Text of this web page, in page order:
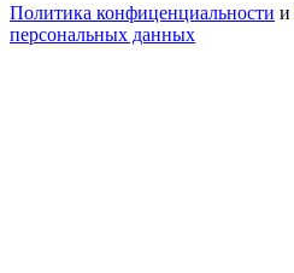
Политика конфиценциальности и
персональных данных